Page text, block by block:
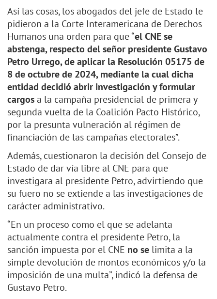
Así las cosas, los abogados del jefe de Estado le
pidieron a la Corte Interamericana de Derechos
Humanos una orden para que “el CNE se
abstenga, respecto del señor presidente Gustavo
Petro Urrego, de aplicar la Resolución 05175 de
8 de octubre de 2024, mediante la cual dicha
entidad decidió abrir investigación y formular
cargosa la campaña presidencial de primera y
segunda vuelta de la Coalición Pacto Histórico,
por la presunta vulneración al régimen de
financiación de las campañas electorales”.
Además, cuestionaron la decisión del Consejo de
Estado de dar vía libre al CNE para que
investigara al presidente Petro, advirtiendo que
su fuero no se extiende a las investigaciones de
carácter administrativo.
“En un proceso como el que se adelanta
actualmente contra el presidente Petro, la
sanción impuesta por el CNE no se limita a la
simple devolución de montos económicos y/o la
imposición de una multa”, indicó la defensa de
Gustavo Petro.